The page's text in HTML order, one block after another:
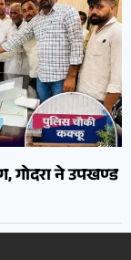
गोदरा ने उपखण्ड